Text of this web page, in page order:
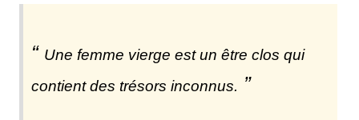
Une femme vierge est un être clos qui
contient des trésors inconnus.